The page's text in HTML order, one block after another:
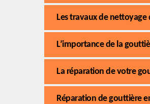
Les travaux de nettoyage
L’importance de la
La réparation de votre
Réparation de gouttière